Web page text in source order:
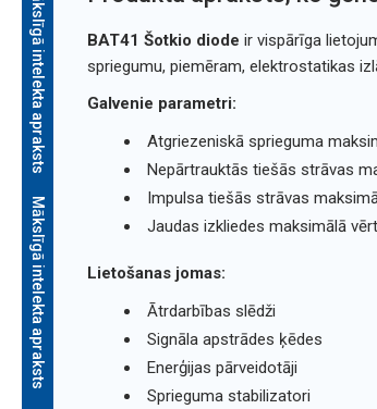
Mākslīgā intelekta apraksts
Mākslīgā intelekta apraksts
BAT41 Šotkio diode ir vispārīga
spriegumu, piemēram, elektrostatikas
Galvenie parametri:
Atgriezeniskā sprieguma
Nepārtrauktās tiešās strāvas
Impulsa tiešās strāvas
Jaudas izkliedes maksimālā
Lietošanas jomas:
Ātrdarbības slēdži
Signāla apstrādes ķēdes
Enerģijas pārveidotāji
Sprieguma stabilizatori